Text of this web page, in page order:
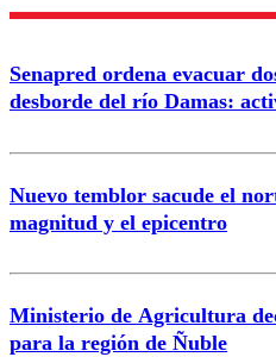
Correo
Senapred ordena evacuar
desborde del río Damas:
Nuevo temblor sacude el
magnitud y el epicentro
Ministerio de Agricultura
para la región de Ñuble